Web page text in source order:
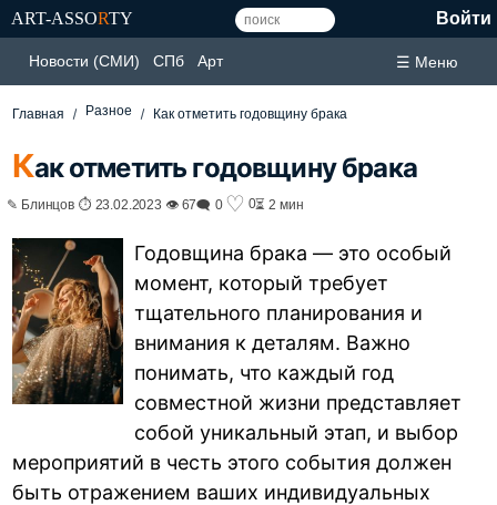
ART-ASSORTY Войти
Новости (СМИ) СПб Арт ☰ Меню
Главная Разное Как отметить годовщину брака
Как отметить годовщину брака
✎ Блинцов ⏱ 23.02.2023 👁 67🗨 0 ♡ 0⏳ 2 мин
Годовщина брака — это особый
момент, который требует
тщательного планирования и
внимания к деталям. Важно
понимать, что каждый год
совместной жизни представляет
собой уникальный этап, и выбор
мероприятий в честь этого события должен
быть отражением ваших индивидуальных